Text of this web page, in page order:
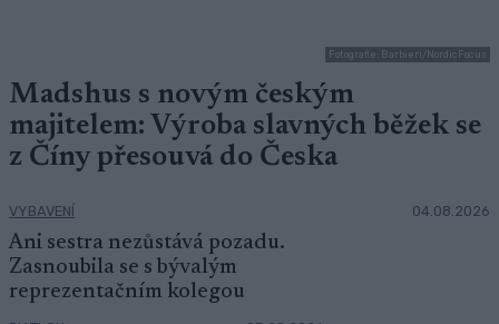
Fotografie: Barbieri/NordicFocus
Madshus s novým českým
majitelem: Výroba slavných běžek se
z Číny přesouvá do Česka
VYBAVENÍ 04.08.2026
Ani sestra nezůstává pozadu.
Zasnoubila se s bývalým
reprezentačním kolegou